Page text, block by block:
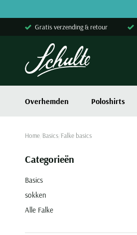
Gratis verzending & retour
Overhemden Poloshirts
Home Basics Falke basics
Categorieën
Basics
sokken
Alle Falke